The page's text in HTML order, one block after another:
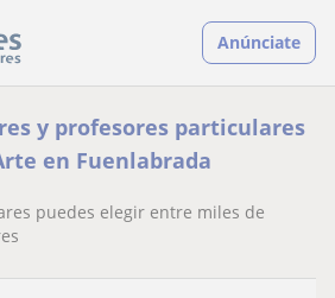
Anúnciate
y profesores particulares
en Fuenlabrada
puedes elegir entre miles de